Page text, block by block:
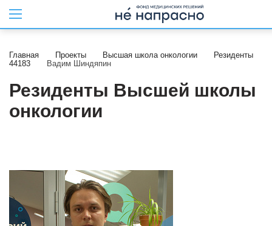
Главная Проекты Высшая школа онкологии
Резиденты
44183
Вадим Шиндяпин
Резиденты Высшей школы
онкологии